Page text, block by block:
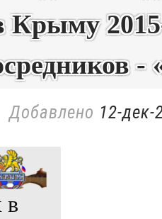
-
Добавлено 12-дек-